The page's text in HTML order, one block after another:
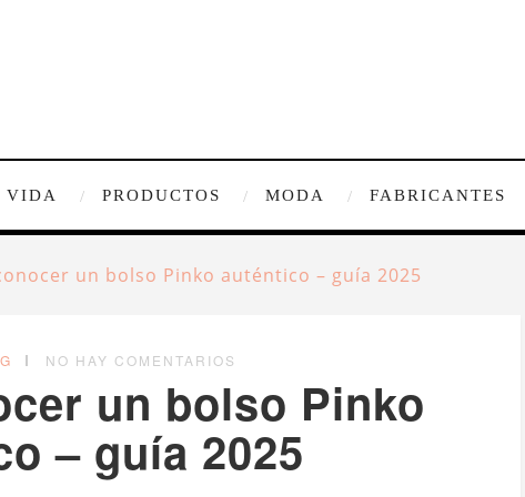
VIDA PRODUCTOS MODA FABRICANTES
un bolso Pinko auténtico – guía 2025
NO HAY COMENTARIOS
un bolso Pinko
– guía 2025